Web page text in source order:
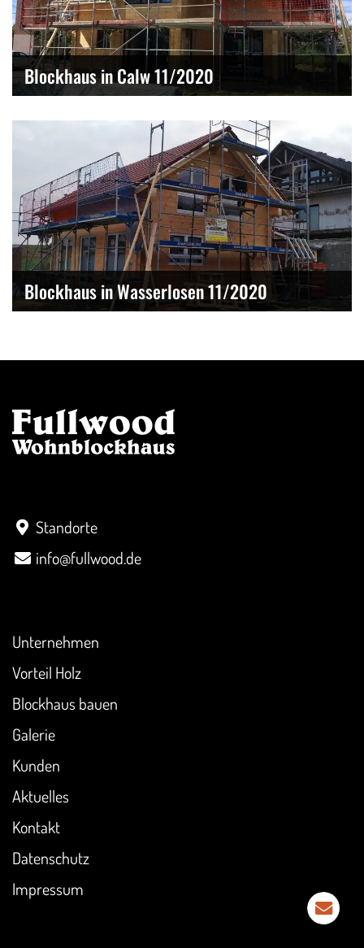
Blockhaus in Calw 11/2020
Blockhaus in Wasserlosen 11/2020
Standorte
info@fullwood.de
Unternehmen
Vorteil Holz
Blockhaus bauen
Galerie
Kunden
Aktuelles
Kontakt
Datenschutz
Impressum